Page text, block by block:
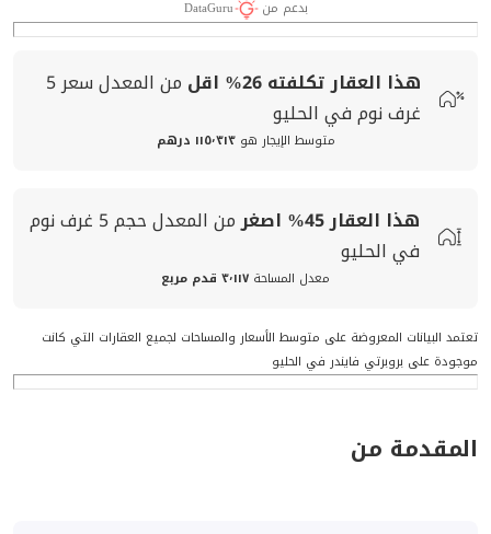
بدعم من DataGuru
هذا العقار تكلفته26% اقل من المعدلسعر5
غرف نوم في الحليو
متوسط الإيجار هو ١١٥٬٣١٣ درهم
هذا العقار45% اصغرمن المعدلحجم
5 غرف نوم
في الحليو
معدل المساحة ٣٬١١٧ قدم مربع
تعتمد البيانات المعروضة على متوسط الأسعار والمساحات لجميع العقارات التي كانت
موجودة على بروبرتي فايندر في الحليو
المقدمة من